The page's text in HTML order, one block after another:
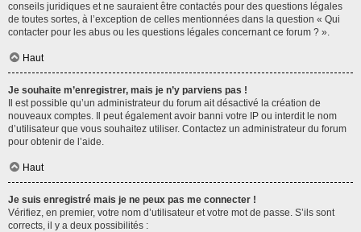
conseils juridiques et ne sauraient être contactés pour des questions légales
de toutes sortes, à l’exception de celles mentionnées dans la question « Qui
contacter pour les abus ou les questions légales concernant ce forum ? ».
Haut
Je souhaite m’enregistrer, mais je n’y parviens pas !
Il est possible qu’un administrateur du forum ait désactivé la création de
nouveaux comptes. Il peut également avoir banni votre IP ou interdit le nom
d’utilisateur que vous souhaitez utiliser. Contactez un administrateur du forum
pour obtenir de l’aide.
Haut
Je suis enregistré mais je ne peux pas me connecter !
Vérifiez, en premier, votre nom d’utilisateur et votre mot de passe. S’ils sont
corrects, il y a deux possibilités :